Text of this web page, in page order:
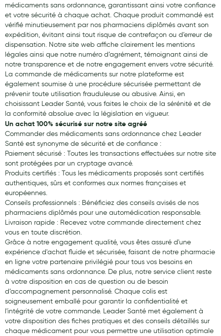
médicaments sans ordonnance, garantissant ainsi votre confiance
et votre sécurité à chaque achat. Chaque produit commandé est
vérifié minutieusement par nos pharmaciens diplômés avant son
expédition, évitant ainsi tout risque de contrefaçon ou d’erreur de
dispensation. Notre site web affiche clairement les mentions
légales ainsi que notre numéro d’agrément, témoignant ainsi de
notre transparence et de notre engagement envers votre sécurité.
La commande de médicaments sur notre plateforme est
également soumise à une procédure sécurisée permettant de
prévenir toute utilisation frauduleuse ou abusive. Ainsi, en
choisissant Leader Santé, vous faites le choix de la sérénité et de
la conformité absolue avec la législation en vigueur.
Un achat 100% sécurisé sur notre site agréé
Commander des médicaments sans ordonnance chez Leader
Santé est synonyme de sécurité et de confiance :
Paiement sécurisé : Toutes les transactions effectuées sur notre site
sont protégées par un cryptage avancé.
Produits certifiés : Tous les médicaments proposés sont certifiés
authentiques, sûrs et conformes aux normes françaises et
européennes.
Conseils professionnels : Bénéficiez des conseils avisés de nos
pharmaciens diplômés pour une automédication responsable.
Livraison rapide : Recevez votre commande directement chez
vous en toute discrétion.
Grâce à notre engagement qualité, vous êtes assuré d'une
expérience d'achat fluide et sécurisée, faisant de notre pharmacie
en ligne votre partenaire privilégié pour tous vos besoins en
médicaments sans ordonnance. De plus, notre service client reste
à votre disposition en cas de question ou de besoin
d’accompagnement personnalisé. Chaque colis est
soigneusement emballé pour garantir la confidentialité et
l'intégrité de votre commande. Leader Santé met également à
votre disposition des fiches pratiques et des conseils détaillés sur
chaque médicament pour vous permettre une utilisation optimale